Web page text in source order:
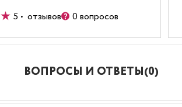
5 • отзывов 0 вопросов
ВОПРОСЫ И ОТВЕТЫ(0)